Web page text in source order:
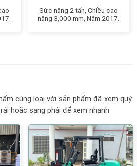
Sức nâng 2 tấn, Chiều cao
nâng 3,000 mm, Năm 2017.
cùng loại với sản phẩm đã xem quý
hoặc sang phải để xem nhanh